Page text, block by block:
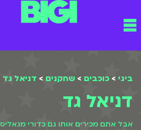
תפריט
ביגי > כוכבים > שחקנים > דניאל גד
דניאל גד
אבל אתם מכירים אותו גם כדורי מגאליס